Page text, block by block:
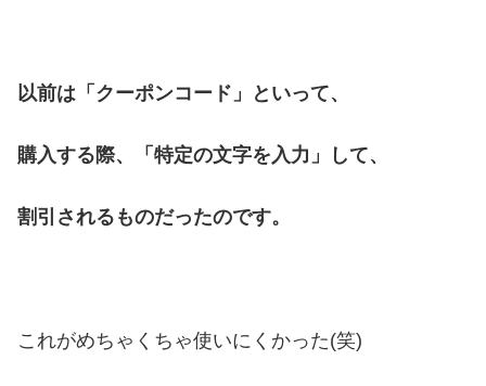
以前は「クーポンコード」といって、
購入する際、「特定の文字を入力」して、
割引されるものだったのです。
これがめちゃくちゃ使いにくかった(笑)